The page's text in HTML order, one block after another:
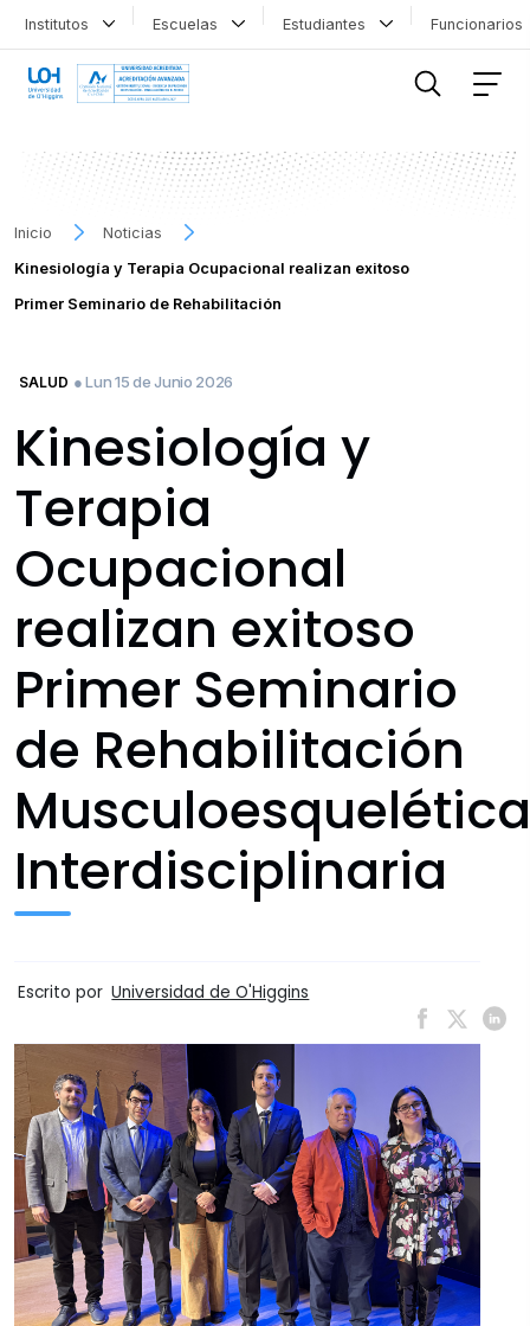
Institutos Escuelas Estudiantes
Inicio
Noticias
Kinesiología y Terapia Ocupacional realizan exitoso
Primer Seminario de Rehabilitación
SALUD ● Lun 15 de Junio 2026
Kinesiología y
Terapia
Ocupacional
realizan exitoso
Primer Seminario
de Rehabilitación
Musculoesquelética
Interdisciplinaria
Escrito por Universidad de O'Higgins